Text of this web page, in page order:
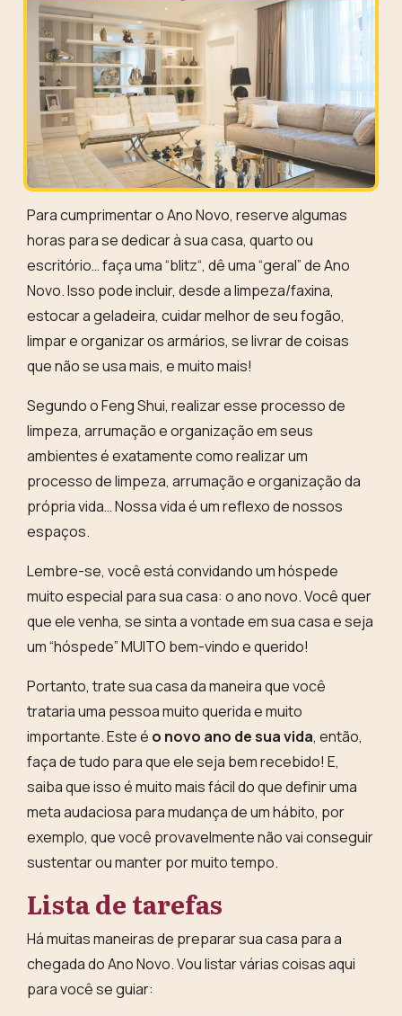
Para cumprimentar o Ano Novo, reserve algumas
horas para se dedicar à sua casa, quarto ou
escritório… faça uma “blitz“, dê uma “geral” de Ano
Novo. Isso pode incluir, desde a limpeza/faxina,
estocar a geladeira, cuidar melhor de seu fogão,
limpar e organizar os armários, se livrar de coisas
que não se usa mais, e muito mais!
Segundo o Feng Shui, realizar esse processo de
limpeza, arrumação e organização em seus
ambientes é exatamente comorealizar um
processo de limpeza, arrumação e organização da
própria vida… Nossa vida é um reflexo de nossos
espaços.
Lembre-se, você está convidando um hóspede
muito especial para sua casa: o ano novo. Você quer
que ele venha, se sinta a vontade em sua casa e seja
um “hóspede” MUITO bem-vindo e querido!
Portanto, trate sua casa da maneira que você
trataria uma pessoa muito querida e muito
importante. Este é o novo ano de sua vida, então,
faça de tudo para que ele seja bem recebido! E,
saiba que isso é muito mais fácil do que definir uma
meta audaciosa para mudança de um hábito, por
exemplo, que você provavelmente não vai conseguir
sustentar ou manter por muito tempo.
Lista de tarefas
Há muitas maneiras de preparar sua casa para a
chegada do Ano Novo. Vou listar várias coisas aqui
para você se guiar: